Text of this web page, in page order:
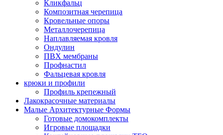
Кликфальц
Композитная черепица
Кровельные опоры
Металлочерепица
Наплавляемая кровля
Ондулин
ПВХ мембраны
Профнастил
Фальцевая кровля
крюки и профили
Профиль крепежный
Лакокрасочные материалы
Малые Архитектурные Формы
Готовые домокомплекты
Игровые площадки